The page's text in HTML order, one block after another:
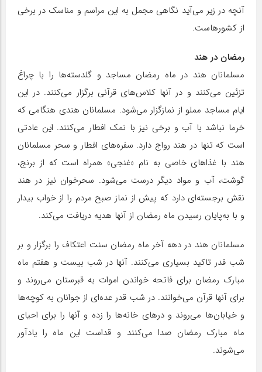
آنچه در زیر می‌آید نگاهی مجمل به این مراسم و مناسک در برخی
از کشورهاست.
رمضان در هند
مسلمانان هند در ماه رمضان مساجد و گلدسته‌ها را با چراغ
تزئین می‌کنند و در آنها کلاس‌های قرآنی برگزار می‌کنند. در این
ایام مساجد مملو از نمازگزار می‌شود. مسلمانان هندی هنگامی که
خرما نباشد با آب و برخی نیز با نمک افطار می‌کنند. این عادتی
است که تنها در هند رواج دارد. سفره‌های افطار و سحر مسلمانان
هند با غذا‌های خاصی به نام «غنجی» همراه است که از برنج،
گوشت، آب و مواد دیگر درست می‌شود. سحرخوان نیز در هند
نقش برجسته‌ای دارد که پیش از نماز صبح مردم را از خواب بیدار
و با به‌پایان رسیدن ماه رمضان از آنها هدیه دریافت می‌کند.
مسلمانان هند در دهه آخر ماه رمضان سنت اعتکاف را برگزار و بر
شب قدر تاکید بسیاری می‌کنند. آنها در شب بیست و هفتم ماه
مبارک رمضان برای فاتحه خواندن اموات به قبرستان می‌روند و
برای آنها قرآن می‌خوانند. در شب قدر عده‌ای از جوانان به کوچه‌ها
و خیابان‌ها می‌روند و در‌های خانه‌ها را زده و آنها را برای احیای
ماه مبارک رمضان صدا می‌کنند و قداست این ماه را یادآور
می‌شوند.